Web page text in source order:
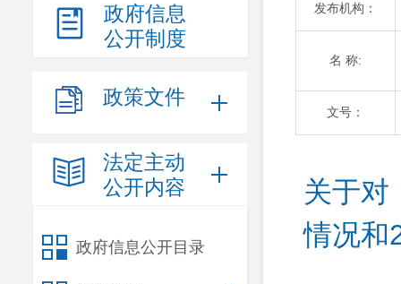
政府信息
公开制度
政策文件
法定主动
公开内容
政府信息公开目录
发布机构：
名 称:
文号：
关于对
情况和